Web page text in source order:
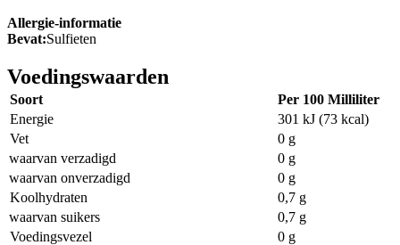
Allergie-informatie
Bevat:Sulfieten
Voedingswaarden
Soort
Per 100 Milliliter
Energie
301 kJ (73 kcal)
Vet
0 g
waarvan verzadigd
0 g
waarvan onverzadigd
0 g
Koolhydraten
0,7 g
waarvan suikers
0,7 g
Voedingsvezel
0 g